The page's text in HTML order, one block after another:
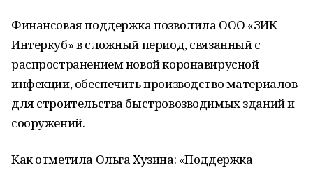
Финансовая поддержка позволила ООО «ЗИК
Интеркуб» в сложный период, связанный с
распространением новой коронавирусной
инфекции, обеспечить производство материалов
для строительства быстровозводимых зданий и
сооружений.
Как отметила Ольга Хузина: «Поддержка